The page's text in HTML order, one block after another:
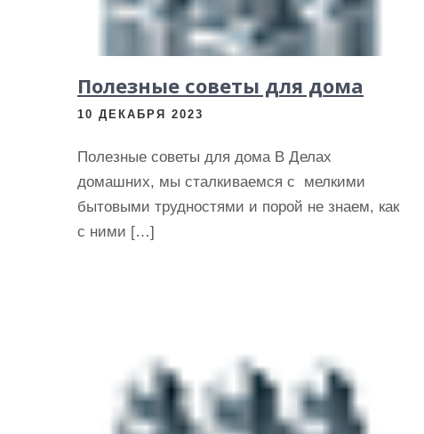
Полезные советы для дома
10 ДЕКАБРЯ 2023
Полезные советы для дома В Делах
домашних, мы сталкиваемся с мелкими
бытовыми трудностями и порой не знаем, как
с ними […]